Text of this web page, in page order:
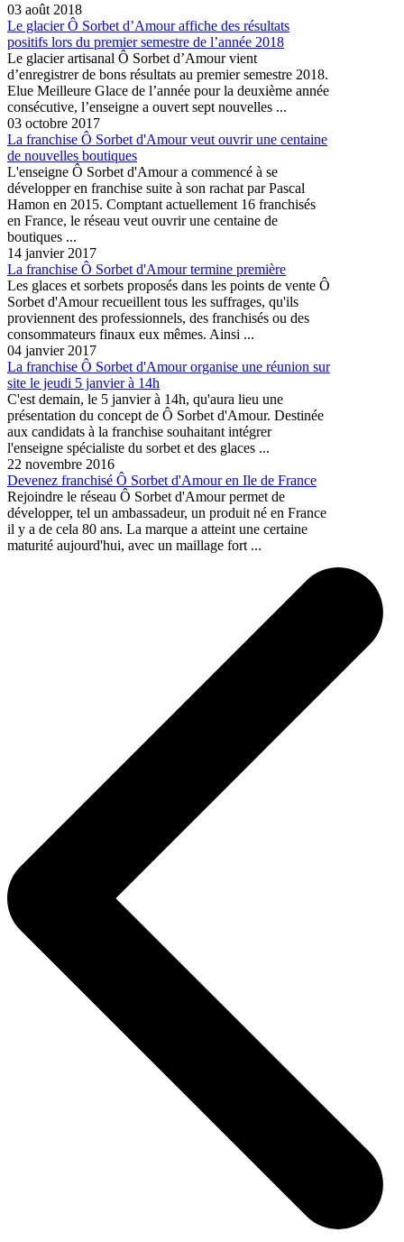
03 août 2018
Le glacier Ô Sorbet d’Amour affiche des résultats
positifs lors du premier semestre de l’année 2018
Le glacier artisanal Ô Sorbet d’Amour vient
d’enregistrer de bons résultats au premier semestre 2018.
Elue Meilleure Glace de l’année pour la deuxième année
consécutive, l’enseigne a ouvert sept nouvelles ...
03 octobre 2017
La franchise Ô Sorbet d'Amour veut ouvrir une centaine
de nouvelles boutiques
L'enseigne Ô Sorbet d'Amour a commencé à se
développer en franchise suite à son rachat par Pascal
Hamon en 2015. Comptant actuellement 16 franchisés
en France, le réseau veut ouvrir une centaine de
boutiques ...
14 janvier 2017
La franchise Ô Sorbet d'Amour termine première
Les glaces et sorbets proposés dans les points de vente Ô
Sorbet d'Amour​ recueillent tous les suffrages, qu'ils
proviennent des professionnels, des franchisés ou des
consommateurs finaux eux mêmes. Ainsi ...
04 janvier 2017
La franchise Ô Sorbet d'Amour organise une réunion sur
site le jeudi 5 janvier à 14h
C'est demain, le 5 janvier à 14h, qu'aura lieu une
présentation du concept de Ô Sorbet d'Amour. Destinée
aux candidats à la franchise souhaitant intégrer
l'enseigne spécialiste du sorbet et des glaces ...
22 novembre 2016
Devenez franchisé Ô Sorbet d'Amour en Ile de France
Rejoindre le réseau Ô Sorbet d'Amour permet de
développer, tel un ambassadeur, un produit né en France
il y a de cela 80 ans. La marque a atteint une certaine
maturité aujourd'hui, avec un maillage fort ...